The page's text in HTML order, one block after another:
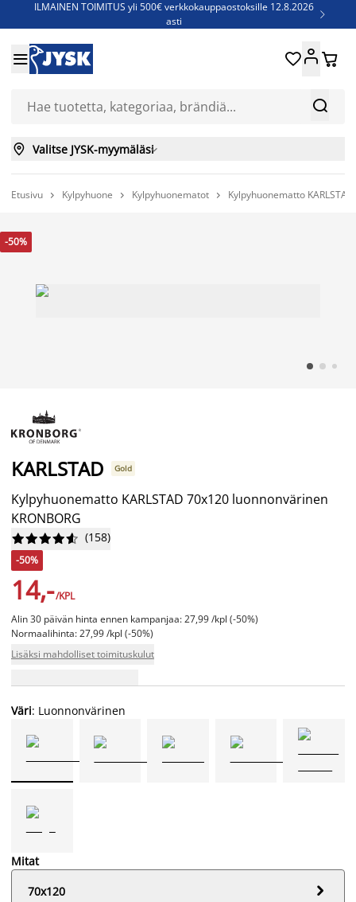
ILMAINEN TOIMITUS yli 500€ verkkokauppaostoksille 12.8.2026
asti

Jenkkisänkyjä - Säästä jopa 60%


 
 Valitse JYSK-myymäläsi
Etusivu  Kylpyhuone  Kylpyhuonematot  Kylpyhuonematto
-50%
KARLSTAD Gold
Kylpyhuonematto KARLSTAD 70x120 luonnonvärinen
KRONBORG





 (158)
-50%
14,-/KPL
Alin 30 päivän hinta ennen kampanjaa: 27,99 /kpl (-50%)
Normaalihinta: 27,99 /kpl (-50%)
Lisäksi mahdolliset toimituskulut
Väri: Luonnonvärinen
Mitat
70x120
